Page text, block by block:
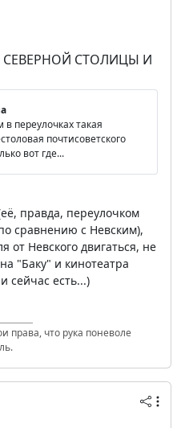
СЕВЕРНОЙ СТОЛИЦЫ И
переулочках такая
почтисоветского
вот где...
правда, переулочком
сравнению с Невским),
от Невского двигаться, не
"Баку" и кинотеатра
сейчас есть...)
права, что рука поневоле